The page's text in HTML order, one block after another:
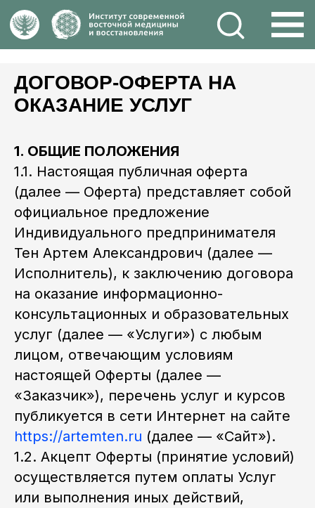
ДОГОВОР-ОФЕРТА НА
ОКАЗАНИЕ УСЛУГ
1. ОБЩИЕ ПОЛОЖЕНИЯ
1.1. Настоящая публичная оферта
(далее — Оферта) представляет собой
официальное предложение
Индивидуального предпринимателя
Тен Артем Александрович (далее —
Исполнитель), к заключению договора
на оказание информационно-
консультационных и образовательных
услуг (далее — «Услуги») с любым
лицом, отвечающим условиям
настоящей Оферты (далее —
«Заказчик»), перечень услуг и курсов
публикуется в сети Интернет на сайте
https://artemten.ru (далее — «Сайт»).
1.2. Акцепт Оферты (принятие условий)
осуществляется путем оплаты Услуг
или выполнения иных действий,